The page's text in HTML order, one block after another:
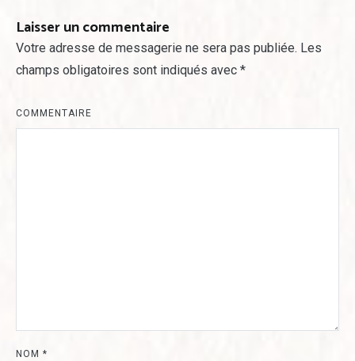
Laisser un commentaire
Votre adresse de messagerie ne sera pas publiée. Les
champs obligatoires sont indiqués avec *
COMMENTAIRE
NOM *